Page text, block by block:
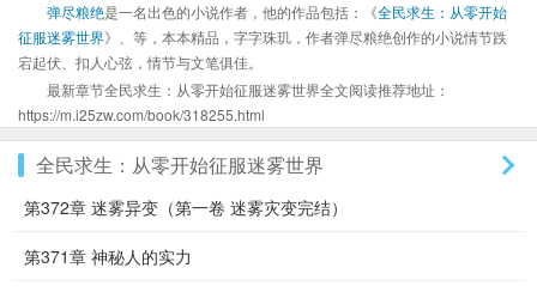
弹尽粮绝是一名出色的小说作者，他的作品包括：《全民求生：从零开始
征服迷雾世界》、等，本本精品，字字珠玑，作者弹尽粮绝创作的小说情节跌
宕起伏、扣人心弦，情节与文笔俱佳。
最新章节全民求生：从零开始征服迷雾世界全文阅读推荐地址：
https://m.i25zw.com/book/318255.html
全民求生：从零开始征服迷雾世界
第372章 迷雾异变（第一卷 迷雾灾变完结）
第371章 神秘人的实力